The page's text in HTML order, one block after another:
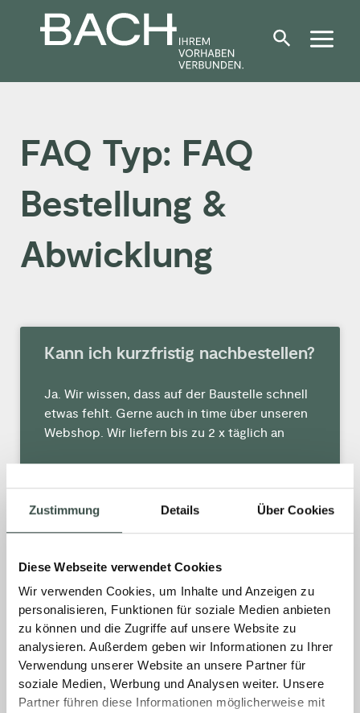
Zustimmung Details Über Cookies
Diese Webseite verwendet Cookies
Wir verwenden Cookies, um Inhalte und Anzeigen zu
personalisieren, Funktionen für soziale Medien anbieten
zu können und die Zugriffe auf unsere Website zu
analysieren. Außerdem geben wir Informationen zu Ihrer
Verwendung unserer Website an unsere Partner für
soziale Medien, Werbung und Analysen weiter. Unsere
Partner führen diese Informationen möglicherweise mit
FAQ Typ: FAQ
Bestellung &
Abwicklung
Kann ich kurzfristig nachbestellen?
Ja. Wir wissen, dass auf der Baustelle schnell
etwas fehlt. Gerne auch in time über unseren
Webshop. Wir liefern bis zu 2 x täglich an
16. Februar 2026
Kann ich Ware reservieren lassen?
Ja. Kurzfristige Reservierungen sind nach
Absprache möglich.
MEHR »